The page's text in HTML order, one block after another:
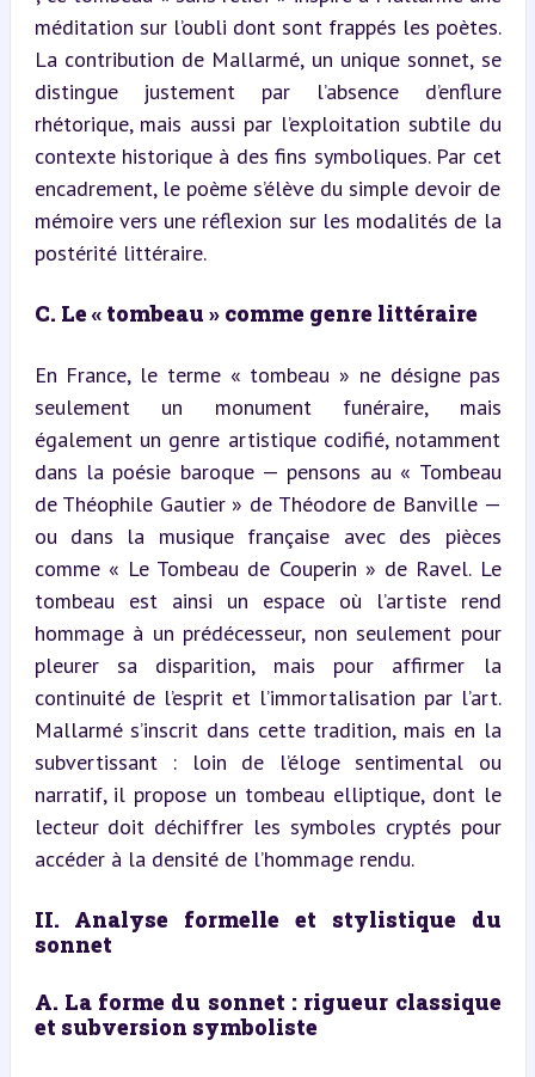
méditation sur l’oubli dont sont frappés les poètes.
La contribution de Mallarmé, un unique sonnet, se
distingue justement par l’absence d’enflure
rhétorique, mais aussi par l’exploitation subtile du
contexte historique à des fins symboliques. Par cet
encadrement, le poème s’élève du simple devoir de
mémoire vers une réflexion sur les modalités de la
postérité littéraire.
C. Le « tombeau » comme genre littéraire
En France, le terme « tombeau » ne désigne pas
seulement un monument funéraire, mais
également un genre artistique codifié, notamment
dans la poésie baroque — pensons au « Tombeau
de Théophile Gautier » de Théodore de Banville —
ou dans la musique française avec des pièces
comme « Le Tombeau de Couperin » de Ravel. Le
tombeau est ainsi un espace où l’artiste rend
hommage à un prédécesseur, non seulement pour
pleurer sa disparition, mais pour affirmer la
continuité de l’esprit et l’immortalisation par l’art.
Mallarmé s’inscrit dans cette tradition, mais en la
subvertissant : loin de l’éloge sentimental ou
narratif, il propose un tombeau elliptique, dont le
lecteur doit déchiffrer les symboles cryptés pour
accéder à la densité de l’hommage rendu.
II. Analyse formelle et stylistique du
sonnet
A. La forme du sonnet : rigueur classique
et subversion symboliste